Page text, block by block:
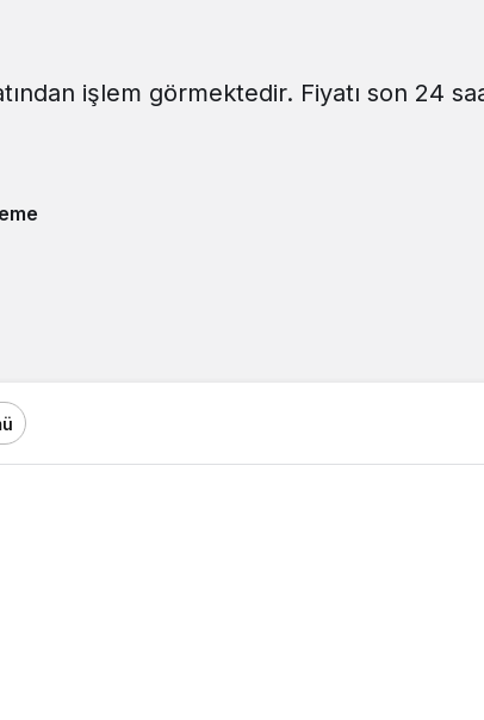
işlem görmektedir. Fiyatı son 24